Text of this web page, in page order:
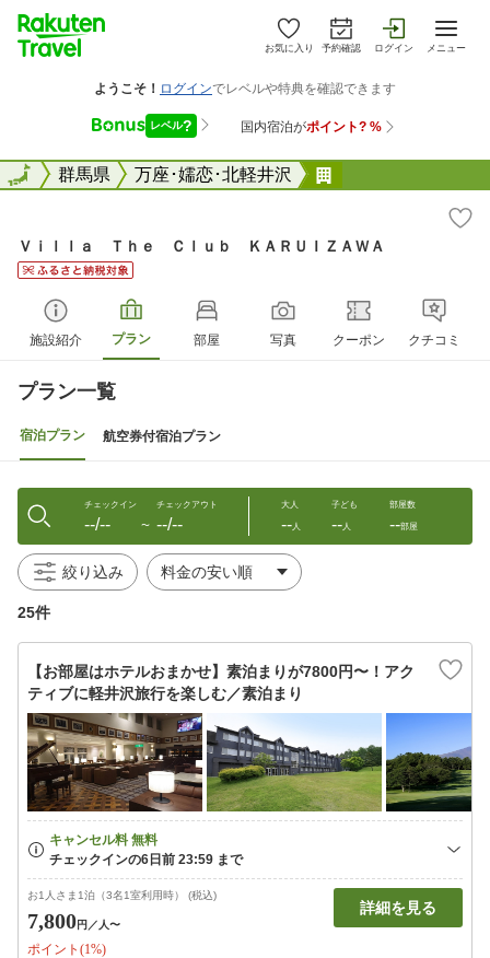
お気に入り 予約確認 ログイン メニュー
全国群馬県 万座･嬬恋･北軽井沢
全国
Ｖｉｌｌａ Ｔｈｅ Ｃｌｕｂ ＫＡＲＵＩＺＡＷＡ
施設紹介 プラン 部屋 写真 クーポン クチコミ
プラン一覧
宿泊プラン 航空券付宿泊プラン
チェックイン
--/-- 〜
チェックアウト
--/--
大人
--人
子ども
--人
部屋数
--部屋
絞り込み
25件
【お部屋はホテルおまかせ】素泊まりが7800円〜！アク
ティブに軽井沢旅行を楽しむ／素泊まり
お1人さま1泊（3名1室利用時） (税込)
7,800円 ／人〜
ポイント(1%)
詳細を見る